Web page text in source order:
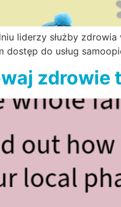
liderzy służby
dostęp do usług
zdrowie